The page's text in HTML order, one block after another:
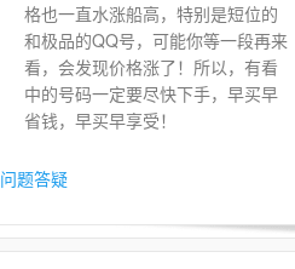
格也一直水涨船高，特别是短位的
和极品的QQ号，可能你等一段再来
看，会发现价格涨了！所以，有看
中的号码一定要尽快下手，早买早
省钱，早买早享受！
问题答疑